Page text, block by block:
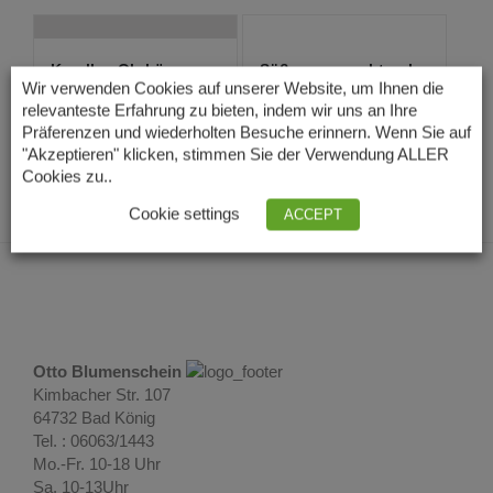
Korallen Ohrhänger
mit Süßwasse...
14,00€ Lieferzeit: 3 – 5
Tage
Süßwasserzuchtperlen
Ohrschmuck
15,00€ Lieferzeit: 3 – 5
Tage
Otto Blumenschein
Kimbacher Str. 107
64732 Bad König
Tel. : 06063/1443
Mo.-Fr. 10-18 Uhr
Sa. 10-13Uhr
Wir verwenden Cookies auf unserer Website, um Ihnen die
relevanteste Erfahrung zu bieten, indem wir uns an Ihre
Präferenzen und wiederholten Besuche erinnern. Wenn Sie auf
"Akzeptieren" klicken, stimmen Sie der Verwendung ALLER
Cookies zu..
Cookie settings ACCEPT